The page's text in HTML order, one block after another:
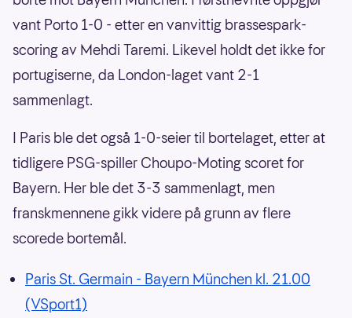
vant Porto 1-0 - etter en vanvittig brassespark-
scoring av Mehdi Taremi. Likevel holdt det ikke for
portugiserne, da London-laget vant 2-1
sammenlagt.
I Paris ble det også 1-0-seier til bortelaget, etter at
tidligere PSG-spiller Choupo-Moting scoret for
Bayern. Her ble det 3-3 sammenlagt, men
franskmennene gikk videre på grunn av flere
scorede bortemål.
Paris St. Germain - Bayern München kl. 21.00
(VSport1)